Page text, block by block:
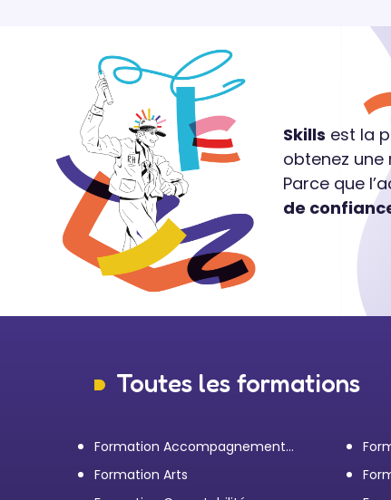
Skills est la
obtenez une
Parce que
de
Toutes les formations
Formation Accompagnement
personnel et Bilan de
compétences
Formation Arts